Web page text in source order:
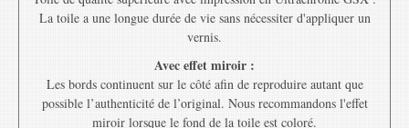
La toile a une longue durée de vie sans nécessiter d'appliquer un
vernis.
Avec effet miroir :
Les bords continuent sur le côté afin de reproduire autant que
possible l’authenticité de l’original. Nous recommandons l'effet
miroir lorsque le fond de la toile est coloré.